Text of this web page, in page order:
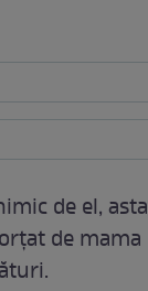
de el, asta
de mama